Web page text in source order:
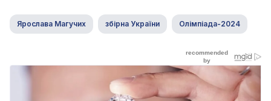
Ярослава Магучих збірна України Олімпіада-2024